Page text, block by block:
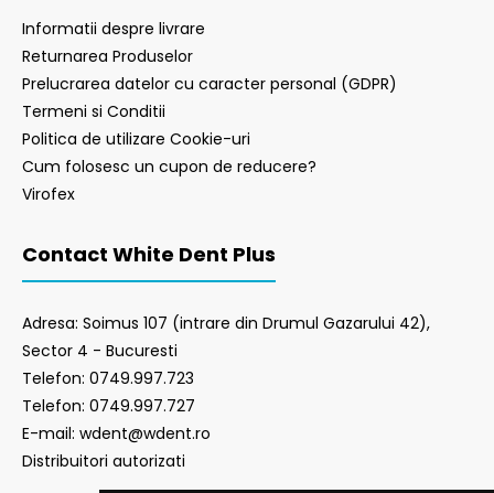
Informatii despre livrare
Returnarea Produselor
Prelucrarea datelor cu caracter personal (GDPR)
Termeni si Conditii
Politica de utilizare Cookie-uri
Cum folosesc un cupon de reducere?
Virofex
Contact White Dent Plus
Adresa: Soimus 107 (intrare din Drumul Gazarului 42),
Sector 4 - Bucuresti
Telefon: 0749.997.723
Telefon: 0749.997.727
E-mail: wdent@wdent.ro
Distribuitori autorizati